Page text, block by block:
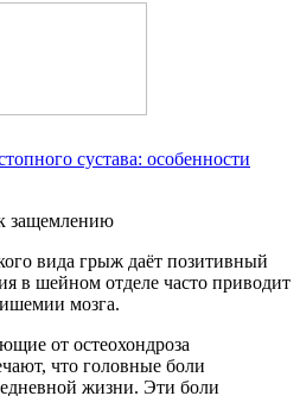
сустава: особенности
вида грыж даёт позитивный
в шейном отделе часто приводит
мозга.
от остеохондроза
что головные боли
жизни. Эти боли